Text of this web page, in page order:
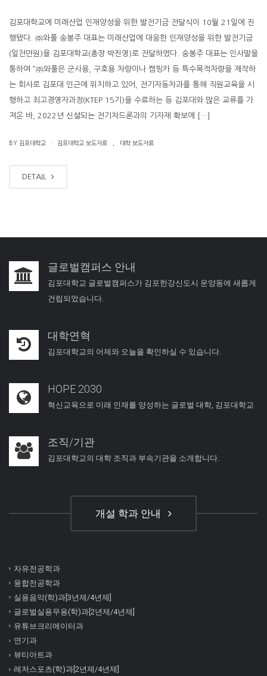
김포대학교에 미래산업 인재양성을 위한 발전기금 전달식이 10월 21일에 진
행됐다. ㈜와풀 송봉주 대표는 미래산업에 대응한 인재양성을 위한 발전기금
(일천만원)을 김포대학교(총장 박진영)로 전달하였다. 송봉주 대표는 인사말을
통하여 “㈜와풀은 군사용, 구호용 차량이나 캠핑카 등 특수목적차량을 제작하
는 회사로 김포대 인근에 위치하고 있어, 전기자동차과를 통해 직원교육을 시
행하고 최고경영자과정(KTEP 15기)을 수료하는 등 김포대와 많은 교류를 가
져온 바, 2022년 신설되는 전기차드론과의 기자재 확보에 […]
BY 김포대학교 김포대학교 보도자료 대학 보도자료
DETAIL
글로벌캠퍼스 안내
김포대학교 글로벌캠퍼스가 김포한강신도시 운양동에 새롭게
건립되었습니다.
대학연혁
김포대학교의 어제와 오늘을 확인하실 수 있습니다.
HOPE 2030
혁신교육으로 미래 인재를 양성하는 글로벌 대학, 김포대학교
조직/기관
김포대학교의 대학 조직과 부속기관을 소개합니다.
개설 학과 안내
자유전공학과
융합전공학과
실용음악(학)과[3년제/4년제]
글로벌실용무용(학)과[2년제/4년제]
유튜브크리에이터과
연기과
뷰티아트과
레저스포츠(학)과[2년제/4년제]